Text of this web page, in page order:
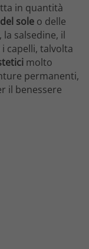
in quantità
sole o delle
la salsedine, il
capelli, talvolta
molto
permanenti,
il benessere